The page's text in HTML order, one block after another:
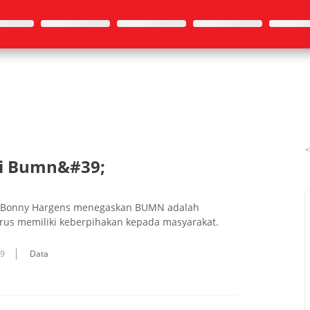
Bumn&#39;
Hargens menegaskan BUMN adalah
memiliki keberpihakan kepada masyarakat.
Data